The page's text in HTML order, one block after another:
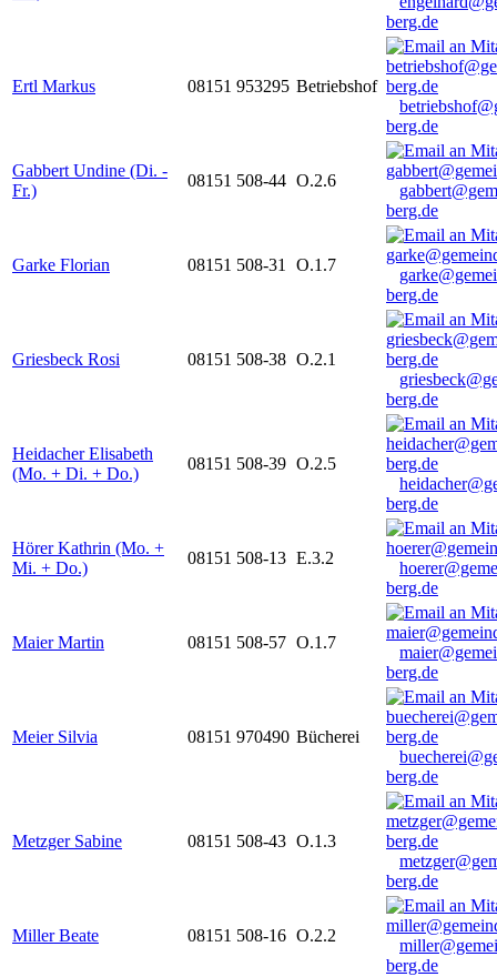
berg.de
Ertl Markus 08151 953295 Betriebshof
berg.de
Gabbert Undine (Di. -
Fr.)
08151 508-44 O.2.6
berg.de
Garke Florian 08151 508-31 O.1.7
berg.de
Griesbeck Rosi 08151 508-38 O.2.1
berg.de
Heidacher Elisabeth
(Mo. + Di. + Do.)
08151 508-39 O.2.5
berg.de
Hörer Kathrin (Mo. +
Mi. + Do.)
08151 508-13 E.3.2
berg.de
Maier Martin 08151 508-57 O.1.7
berg.de
Meier Silvia 08151 970490 Bücherei
berg.de
Metzger Sabine 08151 508-43 O.1.3
berg.de
Miller Beate 08151 508-16 O.2.2
berg.de